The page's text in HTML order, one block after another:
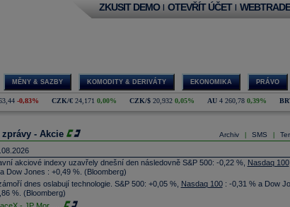
ZKUSIT DEMO | OTEVŘÍT ÚČET |
MĚNY & SAZBY KOMODITY & DERIVÁTY EKONOMIKA PRÁVO
-0,83% CZK/€ 24,171 0,00% CZK/$ 20,932 0,05% AU 4 260,78 0,39%
Archiv SMS
zprávy - Akcie
akciové indexy uzavřely dnešní den následovně S&P 500: -0,22 %, Nasdaq 100
Dow Jones : +0,49 %. (Bloomberg)
dnes oslabují technologie. S&P 500: +0,05 %, Nasdaq 100: -0,31 % a Dow
%. (Bloomberg)